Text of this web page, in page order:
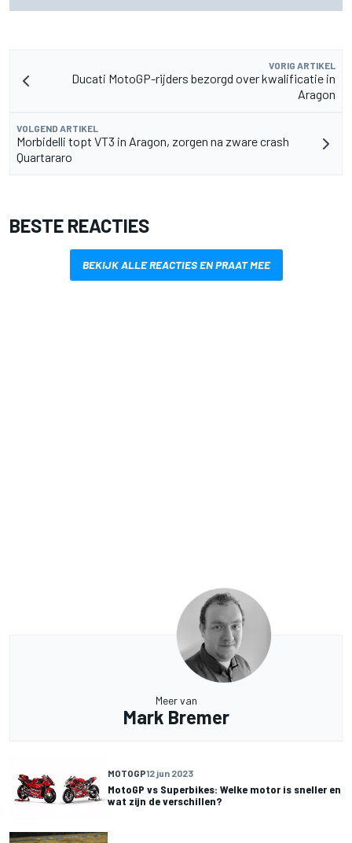
VORIG ARTIKEL
Ducati MotoGP-rijders bezorgd over kwalificatie in
Aragon
VOLGEND ARTIKEL
Morbidelli topt VT3 in Aragon, zorgen na zware crash
Quartararo
BESTE REACTIES
BEKIJK ALLE REACTIES EN PRAAT MEE
Meer van
Mark Bremer
MOTOGP12 jun 2023
MotoGP vs Superbikes: Welke motor is sneller en
wat zijn de verschillen?